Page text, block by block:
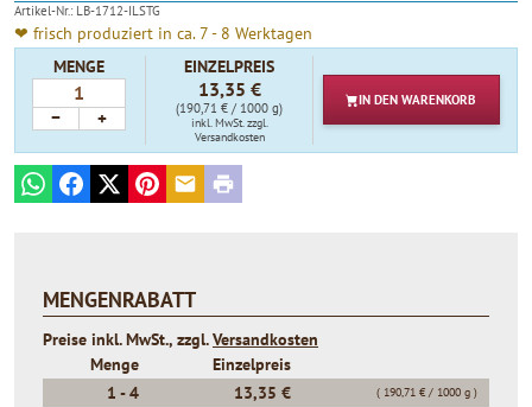
4.90
Artikel-Nr.: LB-1712-ILSTG
❤ frisch produziert in ca. 7 - 8 Werktagen
MENGE
− +
EINZELPREIS
13,35 €
(190,71 € / 1000 g)
inkl. MwSt.zzgl.
Versandkosten
IN DEN WARENKORB
WhatsAppFacebook
X PinterestE-mailPrint
MENGENRABATT
Preise inkl. MwSt., zzgl.Versandkosten
Menge
Einzelpreis
1 -4 13,35 € ( 190,71 € / 1000 g )